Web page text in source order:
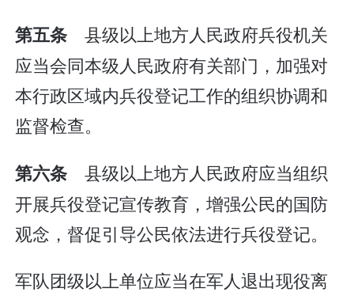
第五条县级以上地方人民政府兵役机关
应当会同本级人民政府有关部门，加强对
本行政区域内兵役登记工作的组织协调和
监督检查。
第六条县级以上地方人民政府应当组织
开展兵役登记宣传教育，增强公民的国防
观念，督促引导公民依法进行兵役登记。
军队团级以上单位应当在军人退出现役离